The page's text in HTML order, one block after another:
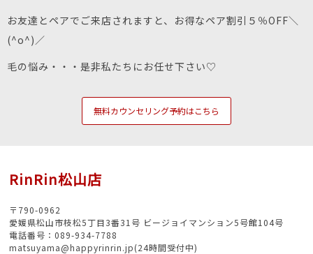
お友達とペアでご来店されますと、お得なペア割引５％OFF＼
(^o^)／
毛の悩み・・・是非私たちにお任せ下さい♡
無料カウンセリング予約はこちら
RinRin松山店
〒790-0962
愛媛県松山市枝松5丁目3番31号 ビージョイマンション5号館104号
電話番号：089-934-7788
matsuyama@happyrinrin.jp(24時間受付中)